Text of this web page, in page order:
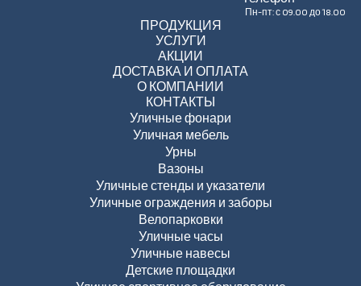
Пн-пт: с 09.00 до 18.00
ПРОДУКЦИЯ
УСЛУГИ
АКЦИИ
ДОСТАВКА И ОПЛАТА
О КОМПАНИИ
КОНТАКТЫ
Уличные фонари
Уличная мебель
Урны
Вазоны
Уличные стенды и указатели
Уличные ограждения и заборы
Велопарковки
Уличные часы
Уличные навесы
Детские площадки